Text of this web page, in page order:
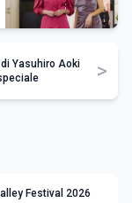
Yasuhiro Aoki
>
Festival 2026